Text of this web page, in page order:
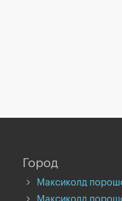
Город
Максиколд